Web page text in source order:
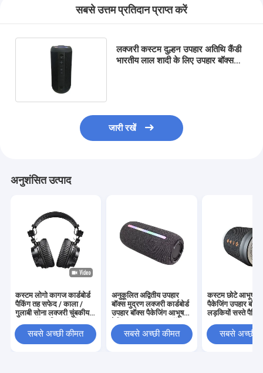
सबसे उत्तम प्रतिदान प्राप्त करें
लक्जरी कस्टम दुल्हन उपहार अतिथि कैंडी
भारतीय लाल शादी के लिए उपहार बॉक्स
जारी रखें
अनुशंसित उत्पाद
कस्टम लोगो कागज कार्डबोर्ड
पैकिंग तह सफेद / काला /
गुलाबी सोना लक्जरी चुंबकीय
सबसे अच्छी कीमत
अनुकूलित अद्वितीय उपहार
बॉक्स मुद्रण लक्जरी कार्डबोर्ड
उपहार बॉक्स पैकेजिंग आभूषण
सबसे अच्छी कीमत
कस्टम छोटे आभूषण
पैकेजिंग उपहार बॉक्स
लड़कियों सस्ते पैकिंग
सबसे अच्छी